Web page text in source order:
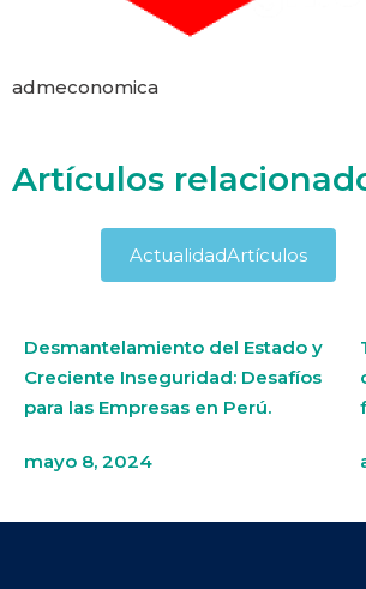
admeconomica
Artículos
ActualidadArtículos
Desmantelamiento del Estado y
Creciente Inseguridad: Desafíos
para las Empresas en Perú.
mayo 8, 2024